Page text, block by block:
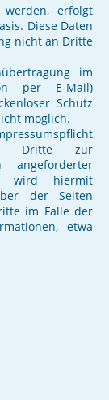
erfolgt
Diese Daten
nicht an Dritte
im
per E-Mail)
Schutz
möglich.
Dritte zur
angeforderter
wird hiermit
der Seiten
im Falle der
etwa